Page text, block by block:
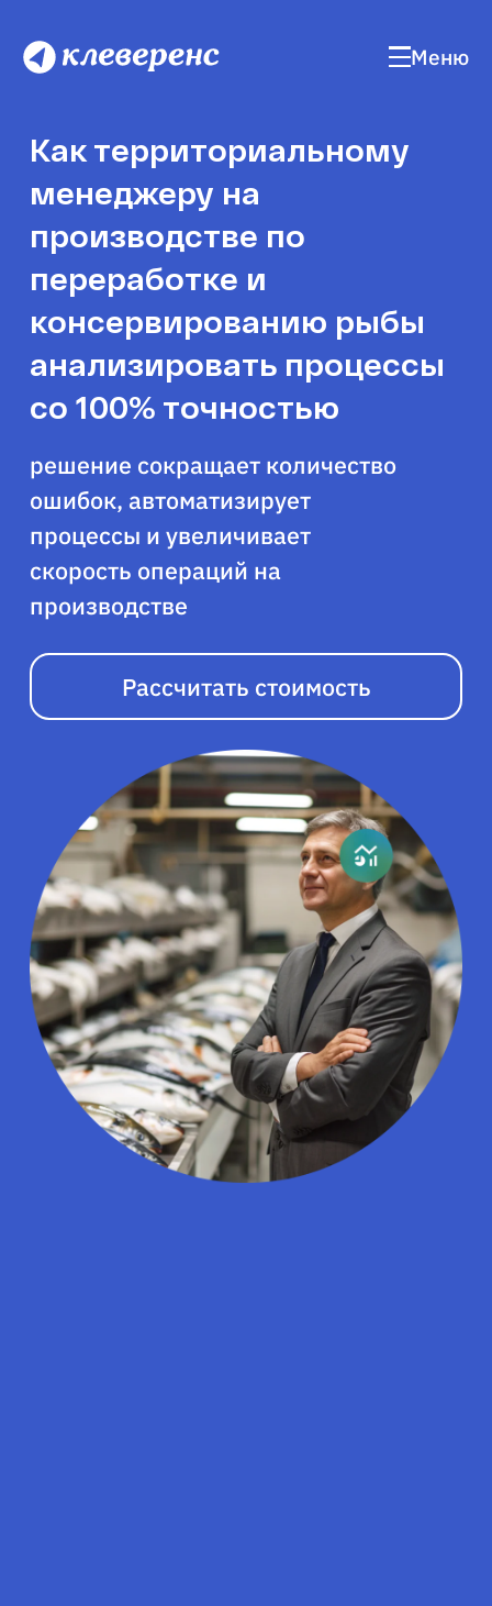
Меню
Как территориальному
менеджеру на
производстве по
переработке и
консервированию рыбы
анализировать процессы
со 100% точностью
решение сокращает количество
ошибок, автоматизирует
процессы и увеличивает
скорость операций на
производстве
Рассчитать стоимость